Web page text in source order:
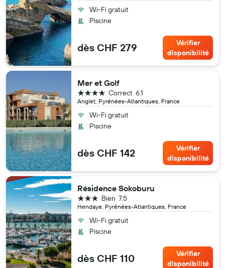
Wi-Fi gratuit
Piscine
dès CHF 279
Vérifier
disponibilité
Mer et Golf
Anglet, Pyrénées-Atlantiques, France
6.1
Correct
4 étoiles
Wi-Fi gratuit
Piscine
dès CHF 142
Vérifier
disponibilité
Résidence Sokoburu
Hendaye, Pyrénées-Atlantiques, France
7.5
Bien
3 étoiles
Wi-Fi gratuit
Piscine
dès CHF 110
Vérifier
disponibilité